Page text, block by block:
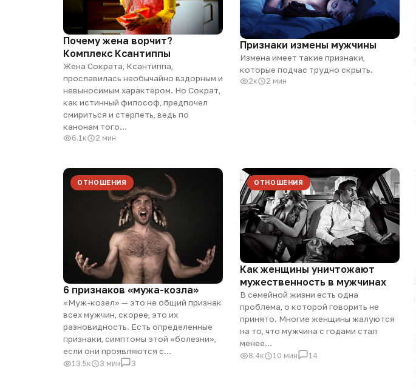
Почему жена ворчит?
Комплекс Ксантиппы
Жена Сократа, Ксантиппа,
прославилась необычайно вздорным и
невыносимым характером. Но Сократ,
как истинный философ, предпочел
смириться и стерпеть, ведь по
канонам того…
6.1к 2 мин
Признаки измены мужчины
Измена имеет такие признаки,
которые подчас трудно скрыть.
2к 2 мин
ОТНОШЕНИЯ
6 признаков «мужа-козла»
«Муж-козел» — это не общий признак
всех мужчин, скорее, это их
разновидность. Есть определенные
признаки, симптомы этой «болезни»,
если они проявляются с…
13.5к 3 мин 3
ОТНОШЕНИЯ
Как женщины уничтожают
мужественность в мужчинах
В семейной жизни есть одна
проблема, о которой говорить не
принято. Многие женщины жалуются
на то, что мужчина с годами стал
менее…
8.4к 10 мин 14